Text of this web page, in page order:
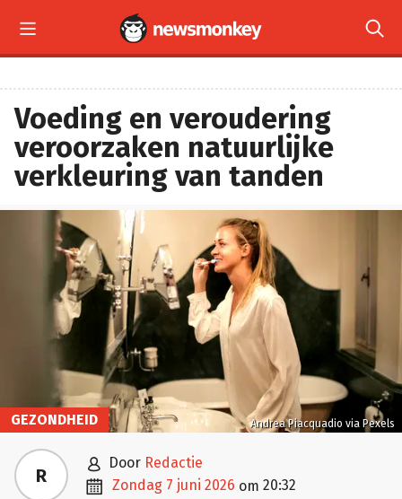
 
Voeding en veroudering
veroorzaken natuurlijke
verkleuring van tanden
Andrea Piacquadio via Pexels
GEZONDHEID
R  door Redactie
 zondag 7 juni 2026 om 20:32